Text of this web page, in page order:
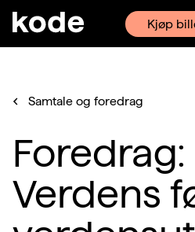
Kjøp
Samtale og foredrag
Foredrag:
Verdens